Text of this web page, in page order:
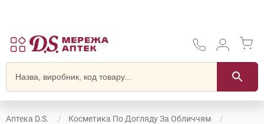
Аптека D.S.
Косметика По Догляду За Обличчям